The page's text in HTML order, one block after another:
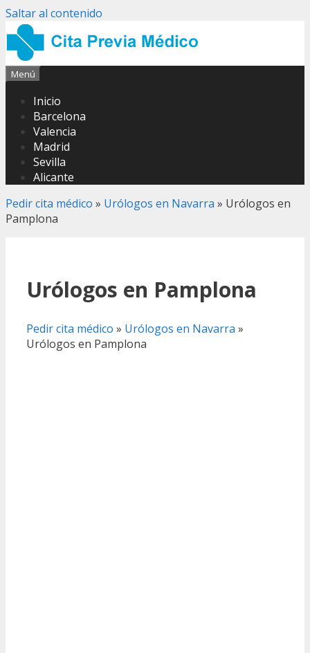
Saltar al contenido
Menú
Inicio
Barcelona
Valencia
Madrid
Sevilla
Alicante
Pedir cita médico » Urólogos en Navarra » Urólogos en
Pamplona
Urólogos en Pamplona
Pedir cita médico » Urólogos en Navarra »
Urólogos en Pamplona